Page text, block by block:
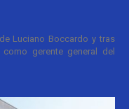
Luciano Boccardo y tras
gerente general del